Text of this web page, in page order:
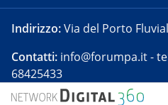
Indirizzo:Via del Porto
Contatti: info@forumpa.it-
68425433